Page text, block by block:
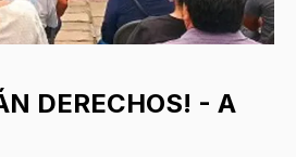
DERECHOS! - A